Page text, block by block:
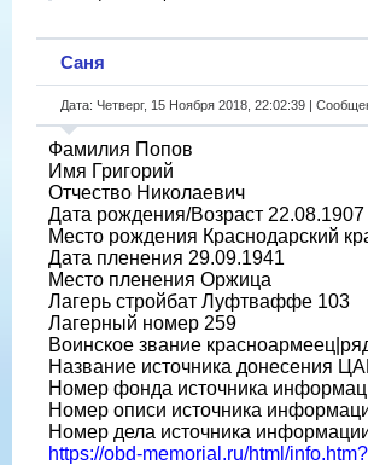
Саня
Дата: Четверг, 15 Ноября 2018, 22:02:39 |
Фамилия Попов
Имя Григорий
Отчество Николаевич
Дата рождения/Возраст 22.08.1907
Место рождения Краснодарский
Дата пленения 29.09.1941
Место пленения Оржица
Лагерь стройбат Луфтваффе 103
Лагерный номер 259
Воинское звание
Название источника донесения
Номер фонда источника
Номер описи источника
Номер дела источника
https://obd-memorial.ru/html/